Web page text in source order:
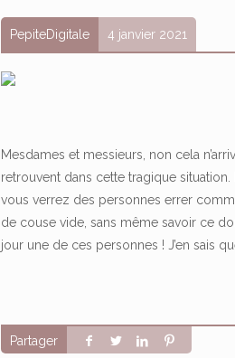
PepiteDigitale 4 janvier 2021
Mesdames et messieurs, non cela
retrouvent dans cette tragique situation.
vous verrez des personnes errer
de couse vide, sans même savoir ce
jour une de ces personnes ! J’en sais
Partager